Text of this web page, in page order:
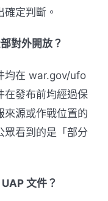
定判斷。
對外開放？
均在 war.gov/ufo
在發布前均經過保
來源或作戰位置的
眾看到的是「部分
文件？